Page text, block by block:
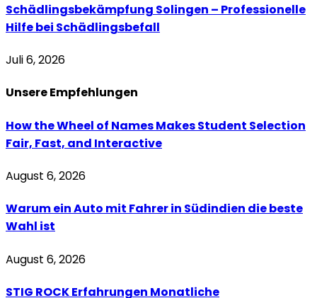
Schädlingsbekämpfung Solingen – Professionelle
Hilfe bei Schädlingsbefall
Juli 6, 2026
UnsereEmpfehlungen
How the Wheel of Names Makes Student Selection
Fair, Fast, and Interactive
August 6, 2026
Warum ein Auto mit Fahrer in Südindien die beste
Wahl ist
August 6, 2026
STIG ROCK Erfahrungen Monatliche